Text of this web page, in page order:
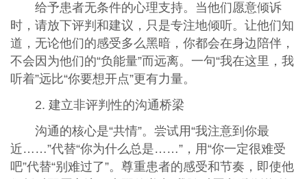
给予患者无条件的心理支持。当他们愿意倾诉
时，请放下评判和建议，只是专注地倾听。让他们知
道，无论他们的感受多么黑暗，你都会在身边陪伴，
不会因为他们的“负能量”而远离。一句“我在这里，我
听着”远比“你要想开点”更有力量。
2. 建立非评判性的沟通桥梁
沟通的核心是“共情”。尝试用“我注意到你最
近……”代替“你为什么总是……”，用“你一定很难受
吧”代替“别难过了”。尊重患者的感受和节奏，即使他